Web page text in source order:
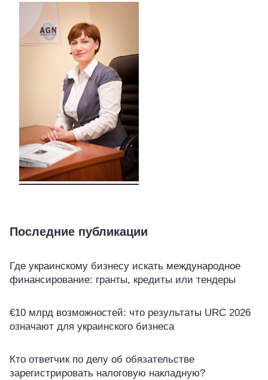
Последние публикации
Где украинскому бизнесу искать международное
финансирование: гранты, кредиты или тендеры
€10 млрд возможностей: что результаты URC 2026
означают для украинского бизнеса
Кто ответчик по делу об обязательстве
зарегистрировать налоговую накладную?